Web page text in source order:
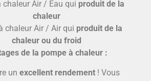
chaleur Air / Eau qui produit de la
chaleur
chaleur Air / Air qui produit de la
chaleur ou du froid
de la pompe à chaleur :
un excellent rendement! Vous